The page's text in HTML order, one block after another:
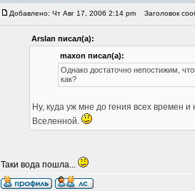
Добавлено: Чт Авг 17, 2006 2:14 pm Заголовок
Arslan писал(а):
maxon писал(а):
Однако достаточно непостижим,
как?
Ну, куда уж мне до гения всех времен
Вселенной.
Таки вода пошла...